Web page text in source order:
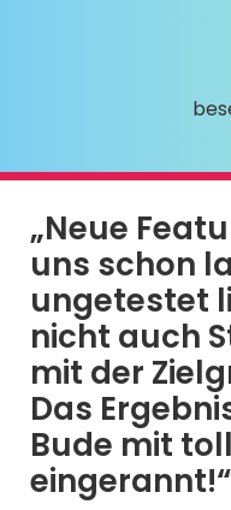
„Neue
uns schon
ungetestet
nicht auch
mit der
Das
Bude mit
eingerannt!“